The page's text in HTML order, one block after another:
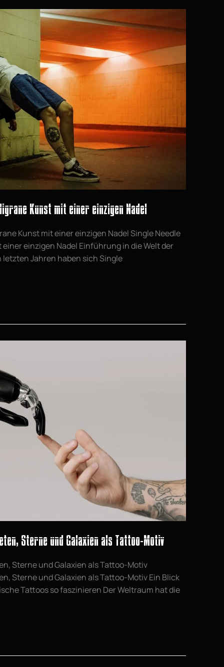
Kunst mit einer einzigen Nadel
Kunst mit einer einzigen Nadel Single Needle
einzigen Nadel Einführung in die Welt der
letzten Jahren haben sich Single
Sterne und Galaxien als Tattoo-Motiv
Sterne und Galaxien als Tattoo-Motiv
Sterne und Galaxien als Tattoo-Motiv Ein Blick
Tattoos so faszinieren Der Weltraum hat die